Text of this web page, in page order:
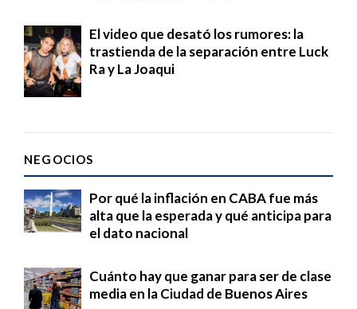
El video que desató los rumores: la
trastienda de la separación entre Luck
Ra y La Joaqui
NEGOCIOS
Por qué la inflación en CABA fue más
alta que la esperada y qué anticipa para
el dato nacional
Cuánto hay que ganar para ser de clase
media en la Ciudad de Buenos Aires